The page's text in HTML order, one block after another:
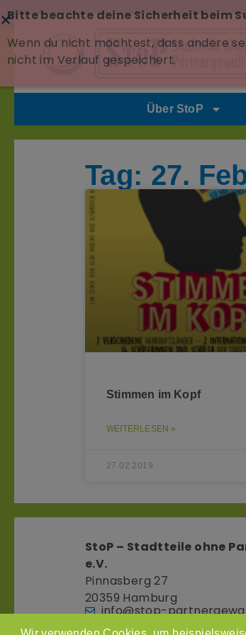
Über StoP
Tag: 27.
Stimmen im Kopf
WEITERLESEN »
27.02.2019
StoP – Stadtteile ohne
e.V.
Pinnasberg 27
20359 Hamburg
info@stop-
Bitte beachte deine Sicherheit beim
Wenn du nicht möchtest, dass andere
nicht im Verlauf gespeichert.